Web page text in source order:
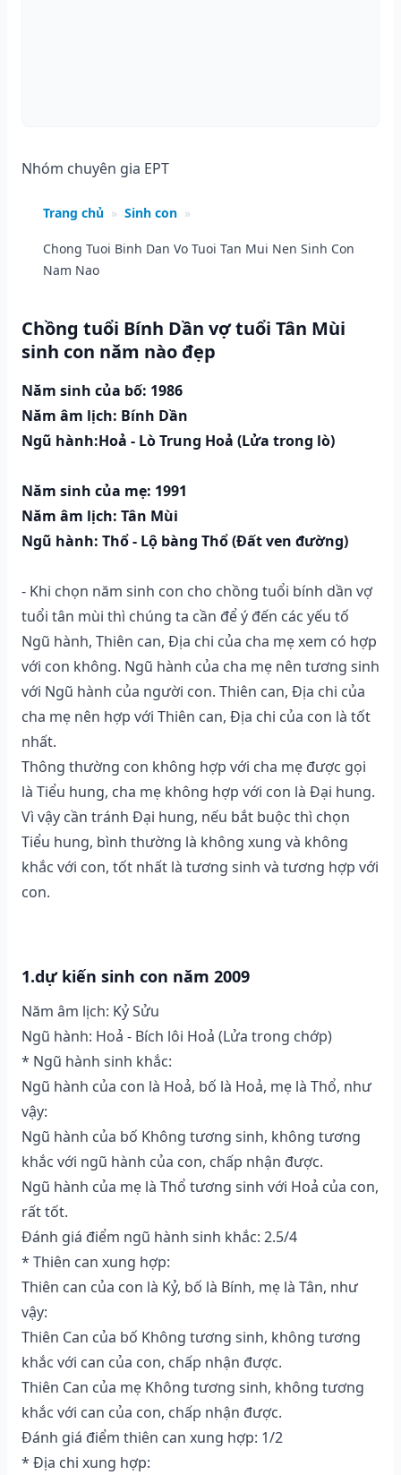
Nhóm chuyên gia EPT
Trang chủ » Sinh con »
Chong Tuoi Binh Dan Vo Tuoi Tan Mui Nen Sinh Con
Nam Nao
Chồng tuổi Bính Dần vợ tuổi Tân Mùi
sinh con năm nào đẹp
Năm sinh của bố: 1986
Năm âm lịch: Bính Dần
Ngũ hành:Hoả - Lò Trung Hoả (Lửa trong lò)
Năm sinh của mẹ: 1991
Năm âm lịch: Tân Mùi
Ngũ hành: Thổ - Lộ bàng Thổ (Ðất ven đường)
- Khi chọn năm sinh con cho chồng tuổi bính dần vợ
tuổi tân mùi thì chúng ta cần để ý đến các yếu tố
Ngũ hành, Thiên can, Địa chi của cha mẹ xem có hợp
với con không. Ngũ hành của cha mẹ nên tương sinh
với Ngũ hành của người con. Thiên can, Địa chi của
cha mẹ nên hợp với Thiên can, Địa chi của con là tốt
nhất.
Thông thường con không hợp với cha mẹ được gọi
là Tiểu hung, cha mẹ không hợp với con là Đại hung.
Vì vậy cần tránh Đại hung, nếu bắt buộc thì chọn
Tiểu hung, bình thường là không xung và không
khắc với con, tốt nhất là tương sinh và tương hợp với
con.
1.dự kiến sinh con năm 2009
Năm âm lịch: Kỷ Sửu
Ngũ hành: Hoả - Bích lôi Hoả (Lửa trong chớp)
* Ngũ hành sinh khắc:
Ngũ hành của con là Hoả, bố là Hoả, mẹ là Thổ, như
vậy:
Ngũ hành của bố Không tương sinh, không tương
khắc với ngũ hành của con, chấp nhận được.
Ngũ hành của mẹ là Thổ tương sinh với Hoả của con,
rất tốt.
Đánh giá điểm ngũ hành sinh khắc: 2.5/4
* Thiên can xung hợp:
Thiên can của con là Kỷ, bố là Bính, mẹ là Tân, như
vậy:
Thiên Can của bố Không tương sinh, không tương
khắc với can của con, chấp nhận được.
Thiên Can của mẹ Không tương sinh, không tương
khắc với can của con, chấp nhận được.
Đánh giá điểm thiên can xung hợp: 1/2
* Địa chi xung hợp: